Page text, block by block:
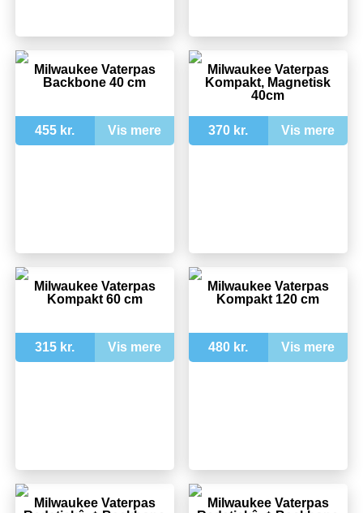
Milwaukee Vaterpas
Backbone 40 cm
455 kr. Vis mere
Milwaukee Vaterpas
Kompakt, Magnetisk
40cm
370 kr. Vis mere
Milwaukee Vaterpas
Kompakt 60 cm
315 kr. Vis mere
Milwaukee Vaterpas
Kompakt 120 cm
480 kr. Vis mere
Milwaukee Vaterpas
Milwaukee Vaterpas